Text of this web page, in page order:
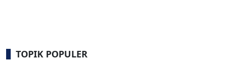
TOPIK POPULER